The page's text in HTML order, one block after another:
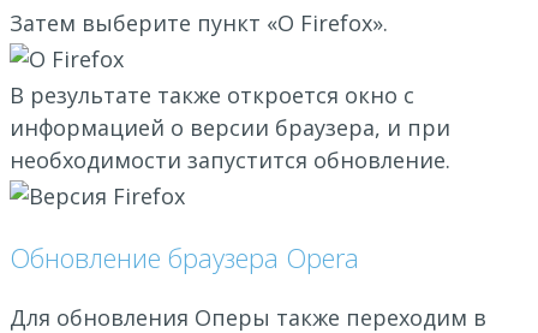
Затем выберите пункт «О Firefox».
В результате также откроется окно с
информацией о версии браузера, и при
необходимости запустится обновление.
Обновление браузера Opera
Для обновления Оперы также переходим в